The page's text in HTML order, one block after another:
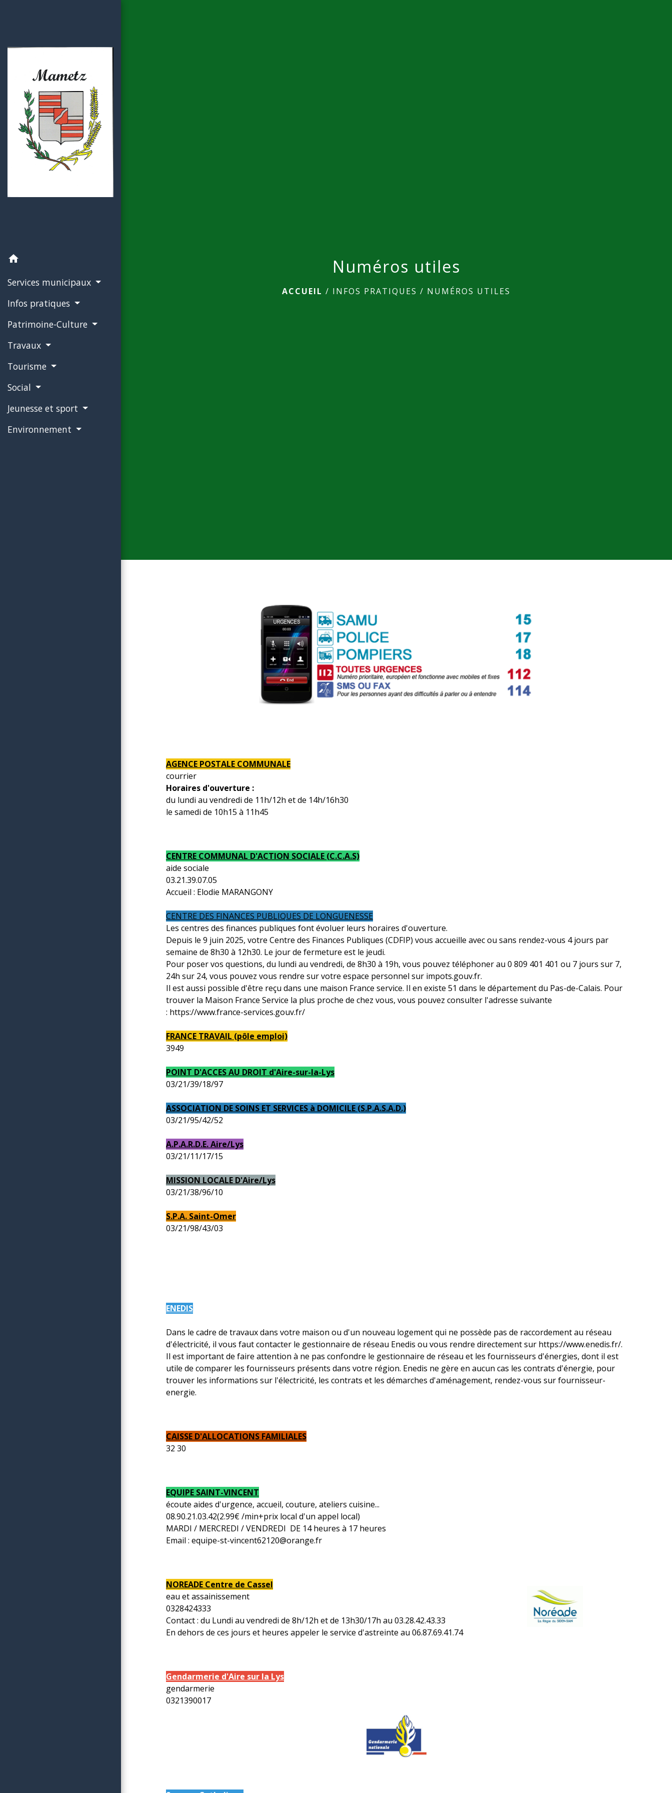
home
Services municipaux
Infos pratiques
Patrimoine-Culture
Travaux
Tourisme
Social
Jeunesse et sport
Environnement
Numéros utiles
ACCUEIL / INFOS PRATIQUES / NUMÉROS UTILES
AGENCE POSTALE COMMUNALE
courrier
Horaires d'ouverture :
du lundi au vendredi de 11h/12h et de 14h/16h30
le samedi de 10h15 à 11h45
CENTRE COMMUNAL D'ACTION SOCIALE (C.C.A.S)
aide sociale
03.21.39.07.05
Accueil : Elodie MARANGONY
CENTRE DES FINANCES PUBLIQUES DE LONGUENESSE
Les centres des finances publiques font évoluer leurs horaires d'ouverture.
Depuis le 9 juin 2025, votre Centre des Finances Publiques (CDFIP) vous accueille avec ou sans rendez-vous 4 jours par
semaine de 8h30 à 12h30. Le jour de fermeture est le jeudi.
Pour poser vos questions, du lundi au vendredi, de 8h30 à 19h, vous pouvez téléphoner au 0 809 401 401 ou 7 jours sur 7,
24h sur 24, vous pouvez vous rendre sur votre espace personnel sur impots.gouv.fr.
Il est aussi possible d'être reçu dans une maison France service. Il en existe 51 dans le département du Pas-de-Calais. Pour
trouver la Maison France Service la plus proche de chez vous, vous pouvez consulter l'adresse suivante
: https://www.france-services.gouv.fr/
FRANCE TRAVAIL (pôle emploi)
3949
POINT D'ACCES AU DROIT d'Aire-sur-la-Lys
03/21/39/18/97
ASSOCIATION DE SOINS ET SERVICES à DOMICILE (S.P.A.S.A.D.)
03/21/95/42/52
A.P.A.R.D.E. Aire/Lys
03/21/11/17/15
MISSION LOCALE D'Aire/Lys
03/21/38/96/10
S.P.A. Saint-Omer
03/21/98/43/03
ENEDIS
Dans le cadre de travaux dans votre maison ou d'un nouveau logement qui ne possède pas de raccordement au réseau
d'électricité, il vous faut contacter le gestionnaire de réseau Enedis ou vous rendre directement sur https://www.enedis.fr/.
Il est important de faire attention à ne pas confondre le gestionnaire de réseau et les fournisseurs d'énergies, dont il est
utile de comparer les fournisseurs présents dans votre région. Enedis ne gère en aucun cas les contrats d'énergie, pour
trouver les informations sur l'électricité, les contrats et les démarches d'aménagement, rendez-vous sur fournisseur-
energie.
CAISSE D'ALLOCATIONS FAMILIALES
32 30
EQUIPE SAINT-VINCENT
écoute aides d'urgence, accueil, couture, ateliers cuisine...
08.90.21.03.42(2.99€ /min+prix local d'un appel local)
MARDI / MERCREDI / VENDREDI DE 14 heures à 17 heures
Email : equipe-st-vincent62120@orange.fr
NOREADE Centre de Cassel
eau et assainissement
0328424333
Contact : du Lundi au vendredi de 8h/12h et de 13h30/17h au 03.28.42.43.33
En dehors de ces jours et heures appeler le service d'astreinte au 06.87.69.41.74
Gendarmerie d'Aire sur la Lys
gendarmerie
0321390017